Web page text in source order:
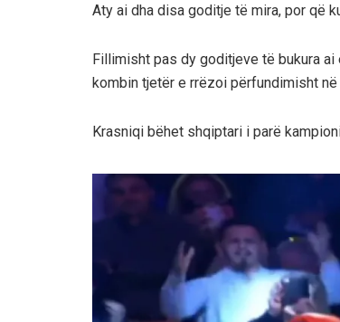
Aty ai dha disa goditje të mira, por që
Fillimisht pas dy goditjeve të bukura
kombin tjetër e rrëzoi përfundimisht në
Krasniqi bëhet shqiptari i parë